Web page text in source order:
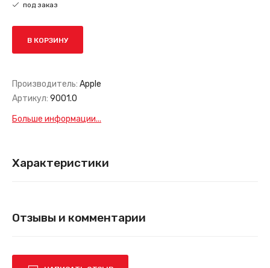
под заказ
В КОРЗИНУ
Производитель: Apple
Артикул: 9001.0
Больше информации...
Характеристики
Отзывы и комментарии